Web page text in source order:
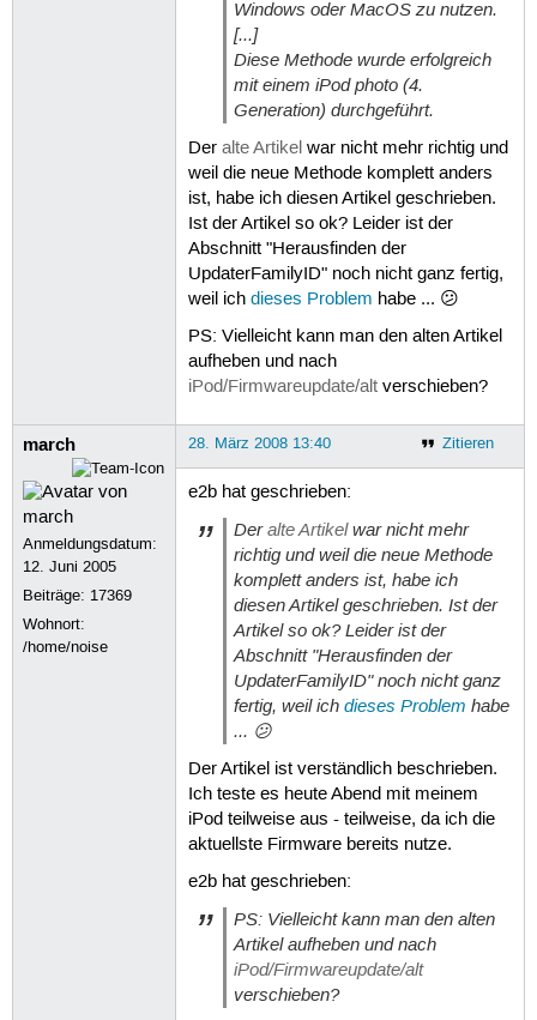
Windows oder MacOS zu nutzen.
[...]
Diese Methode wurde erfolgreich
mit einem iPod photo (4.
Generation) durchgeführt.
Der alte Artikelwar nicht mehr richtig und
weil die neue Methode komplett anders
ist, habe ich diesen Artikel geschrieben.
Ist der Artikel so ok? Leider ist der
Abschnitt "Herausfinden der
UpdaterFamilyID" noch nicht ganz fertig,
weil ich dieses Problem habe ... 😕
PS: Vielleicht kann man den alten Artikel
aufheben und nach
iPod/Firmwareupdate/altverschieben?
march
Anmeldungsdatum:
12. Juni 2005
Beiträge: 17369
Wohnort:
/home/noise
Zitieren
28. März 2008 13:40
e2b hat geschrieben:
Deralte Artikelwar nicht mehr
richtig und weil die neue Methode
komplett anders ist, habe ich
diesen Artikel geschrieben. Ist der
Artikel so ok? Leider ist der
Abschnitt "Herausfinden der
UpdaterFamilyID" noch nicht ganz
fertig, weil ich dieses Problem habe
... 😕
Der Artikel ist verständlich beschrieben.
Ich teste es heute Abend mit meinem
iPod teilweise aus - teilweise, da ich die
aktuellste Firmware bereits nutze.
e2b hat geschrieben:
PS: Vielleicht kann man den alten
Artikel aufheben und nach
iPod/Firmwareupdate/alt
verschieben?